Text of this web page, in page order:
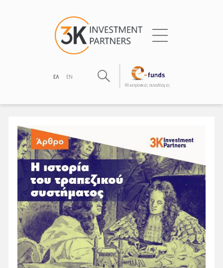
ΕΛ EN
Hλεκτρονικές συναλλαγές